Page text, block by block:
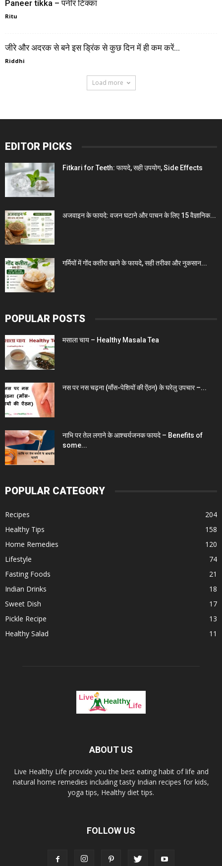
Paneer tikka – पनीर टिक्का
Ritu
जीरे और अदरक से बने इस ड्रिंक से कुछ दिन में ही कम करें...
Riddhi
Load more
EDITOR PICKS
Fitkari for Teeth: फायदे, सही उपयोग, Side Effects
अजवाइन के फायदे: वजन घटाने और पाचन के लिए 15 वैज्ञानिक...
गर्मियों में गोंद कतीरा खाने के फायदे, सही तरीका और नुकसान...
POPULAR POSTS
मसाला चाय – Healthy Masala Tea
नस पर नस चढ़ना (माँस-पेशियों की ऐंठन) के घरेलु उपचार –...
नाभि पर तेल लगाने के आश्चर्यजनक फायदे – Benefits of
some...
POPULAR CATEGORY
Recipes
204
Healthy Tips
158
Home Remedies
120
Lifestyle
74
Fasting Foods
21
Indian Drinks
18
Sweet Dish
17
Pickle Recipe
13
Healthy Salad
11
ABOUT US
Live Healthy Life provide you the best eating habit of life and
natural home remedies including tasty Indian recipes for kids,
yoga tips, Healthy diet tips.
FOLLOW US